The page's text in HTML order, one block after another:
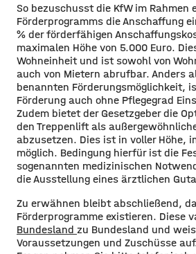
So bezuschusst die KfW im Rahmen
Förderprogramms die Anschaffung
% der förderfähigen
maximalen Höhe von 5.000 Euro.
Wohneinheit und ist sowohl von
auch von Mietern abrufbar. Anders
benannten Förderungsmöglichkeit,
Förderung auch ohne Pflegegrad
Zudem bietet der Gesetzgeber die
den Treppenlift als
abzusetzen. Dies ist in voller Höhe,
möglich. Bedingung hierfür ist die
sogenannten medizinischen
die Ausstellung eines ärztlichen
Zu erwähnen bleibt abschließend,
Förderprogramme existieren. Diese
Bundesland zu Bundesland und
Voraussetzungen und Zuschüsse